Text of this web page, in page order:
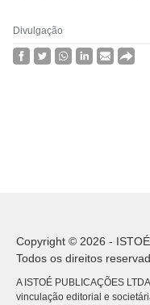
Divulgação
Copyright © 2026 -
Todos os direitos
A ISTOÉ PUBLICAÇÕES
vinculação editorial e